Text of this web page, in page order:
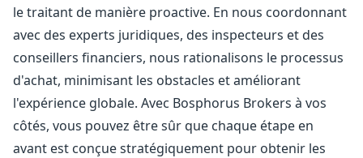
le traitant de manière proactive. En nous coordonnant
avec des experts juridiques, des inspecteurs et des
conseillers financiers, nous rationalisons le processus
d'achat, minimisant les obstacles et améliorant
l'expérience globale. Avec Bosphorus Brokers à vos
côtés, vous pouvez être sûr que chaque étape en
avant est conçue stratégiquement pour obtenir les